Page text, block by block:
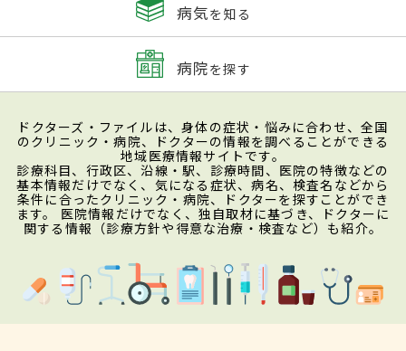
病気を知る
病院を探す
ドクターズ・ファイルは、身体の症状・悩みに合わせ、全国
のクリニック・病院、ドクターの情報を調べることができる
地域医療情報サイトです。
診療科目、行政区、沿線・駅、診療時間、医院の特徴などの
基本情報だけでなく、気になる症状、病名、検査名などから
条件に合ったクリニック・病院、ドクターを探すことができ
ます。 医院情報だけでなく、独自取材に基づき、ドクターに
関する情報（診療方針や得意な治療・検査など）も紹介。